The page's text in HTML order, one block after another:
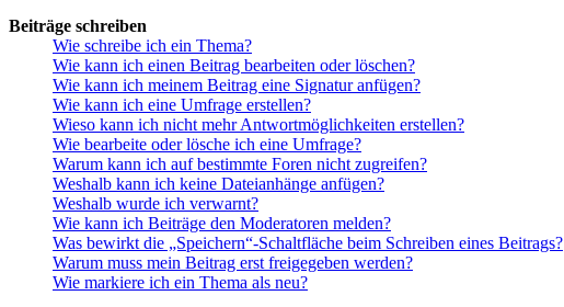
Beiträge schreiben
Wie schreibe ich ein Thema?
Wie kann ich einen Beitrag bearbeiten oder löschen?
Wie kann ich meinem Beitrag eine Signatur anfügen?
Wie kann ich eine Umfrage erstellen?
Wieso kann ich nicht mehr Antwortmöglichkeiten erstellen?
Wie bearbeite oder lösche ich eine Umfrage?
Warum kann ich auf bestimmte Foren nicht zugreifen?
Weshalb kann ich keine Dateianhänge anfügen?
Weshalb wurde ich verwarnt?
Wie kann ich Beiträge den Moderatoren melden?
Was bewirkt die „Speichern“-Schaltfläche beim Schreiben eines Beitrags?
Warum muss mein Beitrag erst freigegeben werden?
Wie markiere ich ein Thema als neu?